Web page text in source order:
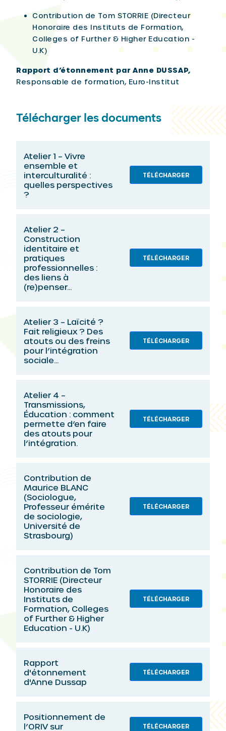
Contribution de Tom STORRIE (Directeur
Honoraire des Instituts de Formation,
Colleges of Further & Higher Education -
U.K)
Rapport d’étonnement par Anne DUSSAP,
Responsable de formation, Euro-Institut
Télécharger les documents
Atelier 1 – Vivre
ensemble et
interculturalité :
quelles perspectives
?
TÉLÉCHARGER
Atelier 2 –
Construction
identitaire et
pratiques
professionnelles :
des liens à
(re)penser...
TÉLÉCHARGER
Atelier 3 – Laïcité ?
Fait religieux ? Des
atouts ou des freins
pour l’intégration
sociale...
TÉLÉCHARGER
Atelier 4 –
Transmissions,
Éducation : comment
permette d’en faire
des atouts pour
l’intégration.
TÉLÉCHARGER
Contribution de
Maurice BLANC
(Sociologue,
Professeur émérite
de sociologie,
Université de
Strasbourg)
TÉLÉCHARGER
Contribution de Tom
STORRIE (Directeur
Honoraire des
Instituts de
Formation, Colleges
of Further & Higher
Education - U.K)
TÉLÉCHARGER
Rapport
d'étonnement
d'Anne Dussap
TÉLÉCHARGER
Positionnement de
l’ORIV sur
TÉLÉCHARGER